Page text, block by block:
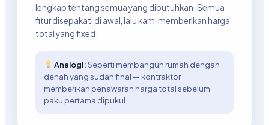
lengkap tentang semua yang dibutuhkan. Semua
fitur disepakati di awal, lalu kami memberikan harga
total yang fixed.
Analogi:Seperti membangun rumah dengan
denah yang sudah final — kontraktor
memberikan penawaran harga total sebelum
paku pertama dipukul.